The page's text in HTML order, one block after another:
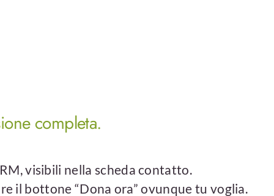
completa.
visibili nella scheda contatto.
il bottone “Dona ora” ovunque tu voglia.